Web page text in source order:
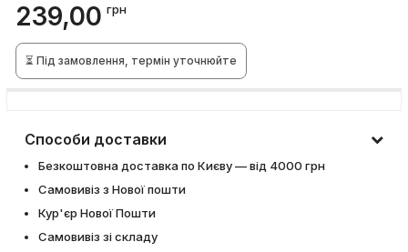
239,00 грн
⏳ Під замовлення, термін уточнюйте
Способи доставки
Безкоштовна доставка по Києву — від 4000 грн
Самовивіз з Нової пошти
Кур'єр Нової Пошти
Самовивіз зі складу